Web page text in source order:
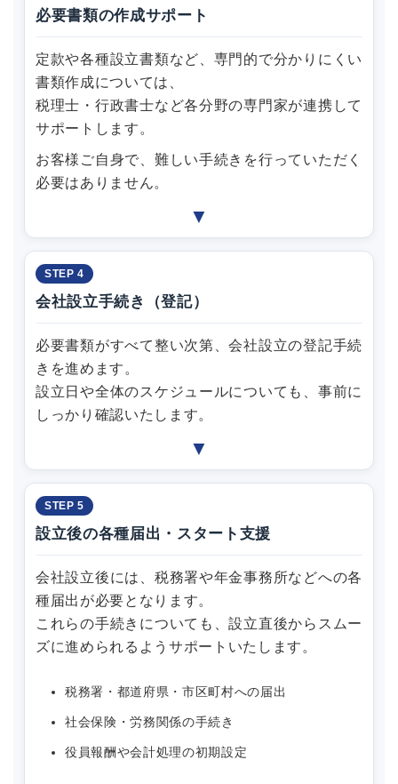
必要書類の作成サポート
定款や各種設立書類など、専門的で分かりにくい
書類作成については、
税理士・行政書士など各分野の専門家が連携して
サポートします。
お客様ご自身で、難しい手続きを行っていただく
必要はありません。
▼
STEP 4
会社設立手続き（登記）
必要書類がすべて整い次第、会社設立の登記手続
きを進めます。
設立日や全体のスケジュールについても、事前に
しっかり確認いたします。
▼
STEP 5
設立後の各種届出・スタート支援
会社設立後には、税務署や年金事務所などへの各
種届出が必要となります。
これらの手続きについても、設立直後からスムー
ズに進められるようサポートいたします。
税務署・都道府県・市区町村への届出
社会保険・労務関係の手続き
役員報酬や会計処理の初期設定